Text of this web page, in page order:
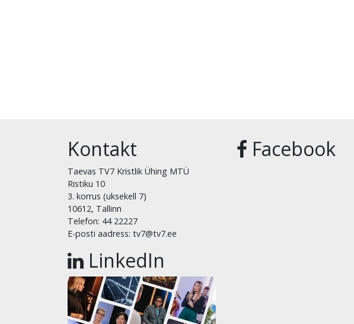
Kontakt
Taevas TV7 Kristlik Ühing MTÜ
Ristiku 10
3. korrus (uksekell 7)
10612, Tallinn
Telefon: 44 22227
E-posti aadress: tv7@tv7.ee
LinkedIn
Facebook